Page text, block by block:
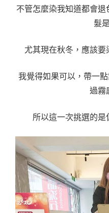
不管怎麼染我知道都會
髮
尤其現在秋冬，應該
我覺得如果可以，帶一
過霧
所以這一次挑選的